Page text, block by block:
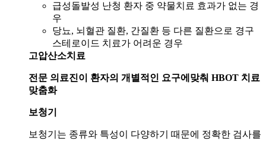
급성돌발성 난청 환자 중 약물치료 효과가 없는 경
우
당뇨, 뇌혈관 질환, 간질환 등 다른 질환으로 경구
스테로이드 치료가 어려운 경우
고압산소치료
전문 의료진이 환자의 개별적인 요구에맞춰 HBOT 치료
맞춤화
보청기
보청기는 종류와 특성이 다양하기 때문에 정확한 검사를